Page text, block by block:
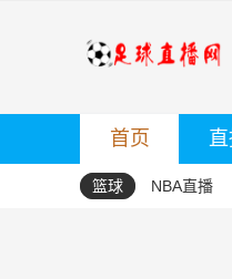
首页
篮球 NBA直播